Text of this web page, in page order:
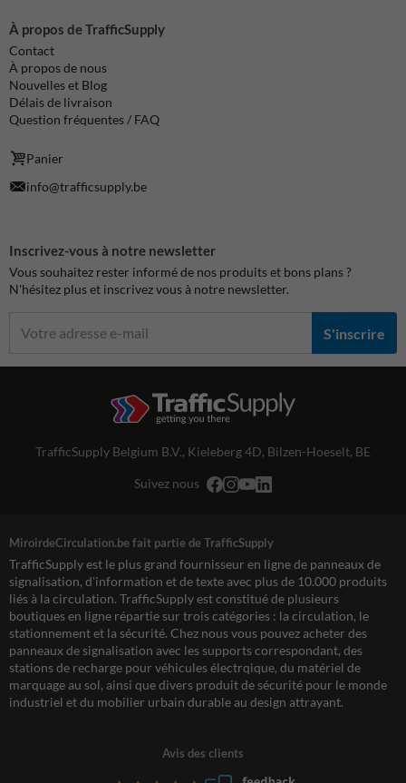
À propos de TrafficSupply
Contact
À propos de nous
Nouvelles et Blog
Délais de livraison
Question fréquentes / FAQ
Panier
info@trafficsupply.be
Inscrivez-vous à notre newsletter
Vous souhaitez rester informé de nos produits et bons plans ?
N'hésitez plus et inscrivez vous à notre newsletter.
S'inscrire
TrafficSupply Belgium B.V., Kieleberg 4D, Bilzen-Hoeselt, BE
Suivez nous
MiroirdeCirculation.be fait partie de TrafficSupply
TrafficSupply est le plus grand fournisseur en ligne de panneaux de
signalisation, d'information et de texte avec plus de 10.000 produits
liés à la circulation. TrafficSupply est constitué de plusieurs
boutiques en ligne répartie sur trois catégories : la circulation, le
stationnement et la sécurité. Chez nous vous pouvez acheter des
panneaux de signalisation avec les supports correspondant, des
stations de recharge pour véhicules électrqique, du matériel de
marquage au sol, ainsi que divers produit de sécurité pour le monde
industriel et du mobilier urbain durable au design attrayant.
Avis des clients